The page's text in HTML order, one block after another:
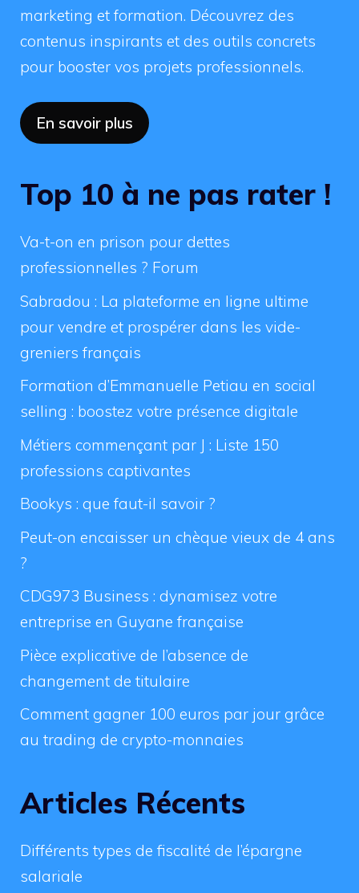
marketing et formation. Découvrez des
contenus inspirants et des outils concrets
pour booster vos projets professionnels.
En savoir plus
Top 10 à ne pas rater !
Va-t-on en prison pour dettes
professionnelles ? Forum
Sabradou : La plateforme en ligne ultime
pour vendre et prospérer dans les vide-
greniers français
Formation d’Emmanuelle Petiau en social
selling : boostez votre présence digitale
Métiers commençant par J : Liste 150
professions captivantes
Bookys : que faut-il savoir ?
Peut-on encaisser un chèque vieux de 4 ans
?
CDG973 Business : dynamisez votre
entreprise en Guyane française
Pièce explicative de l’absence de
changement de titulaire
Comment gagner 100 euros par jour grâce
au trading de crypto-monnaies
Articles Récents
Différents types de fiscalité de l’épargne
salariale